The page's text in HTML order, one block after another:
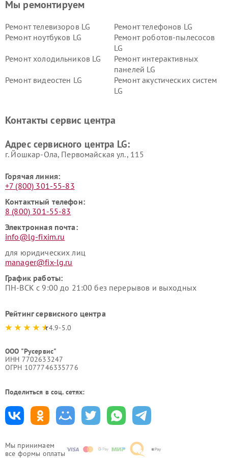
Мы принимаем
все формы оплаты
Мы ремонтируем
Ремонт телевизоров LG
Ремонт телефонов LG
Ремонт ноутбуков LG
Ремонт роботов-пылесосов
LG
Ремонт холодильников LG
Ремонт интерактивных
панелей LG
Ремонт видеостен LG
Ремонт акустических систем
LG
Ремонт морозильных камер
Ремонт вертикальных
Контакты сервис центра
Адрес сервисного центра LG:
г. Йошкар-Ола, Первомайская ул., 115
Горячая линия:
+7 (800) 301-55-83
Контактный телефон:
8 (800) 301-55-83
Электронная почта:
info@lg-fixim.ru
для юридических лиц
manager@fix-lg.ru
График работы:
ПН-ВСК с 9:00 до 21:00 без перерывов и выходных
Рейтинг сервисного центра
4.9-5.0
ООО "Русервис"
ИНН 7702633247
ОГРН 1077746335776
Поделиться в соц. сетях: